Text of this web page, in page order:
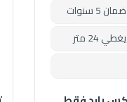
ضمان 5 سنوات
يغطي 24 متر